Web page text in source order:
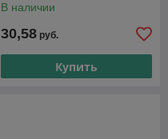
В наличии
30,58 руб.
Купить